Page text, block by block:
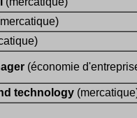
(économie
technology